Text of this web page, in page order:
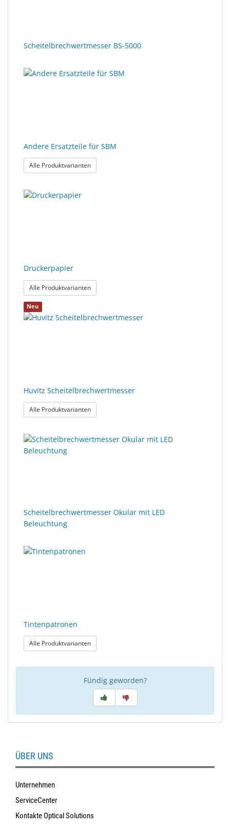
JustMILO
Optische
Instrumente
Scheitelbrechwertmesser BS-5000
Andere Ersatzteile für SBM
Alle Produktvarianten: Andere Ersatzteile für SBM
Druckerpapier
Alle Produktvarianten: Druckerpapier
Neu
Huvitz Scheitelbrechwertmesser
Alle Produktvarianten: Huvitz Scheitelbrechwertmesser
Scheitelbrechwertmesser Okular mit LED
Beleuchtung
Tintenpatronen
Alle Produktvarianten: Tintenpatronen
Fündig geworden?
ÜBER UNS
Unternehmen
ServiceCenter
Kontakte Optical Solutions